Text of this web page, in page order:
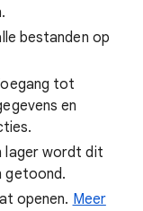
bestanden op
tot
en
lager wordt dit
getoond.
openen. Meer